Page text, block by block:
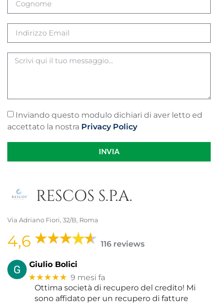
Inviando questo modulo dichiari di aver letto ed
accettato la nostra Privacy Policy
INVIA
RESCOS S.P.A.
Via Adriano Fiori, 32/B, Roma
4,6 116 reviews
Giulio Bolici
★★★★★ 9 mesi fa
Ottima società di recupero del credito! Mi
sono affidato per un recupero di fatture